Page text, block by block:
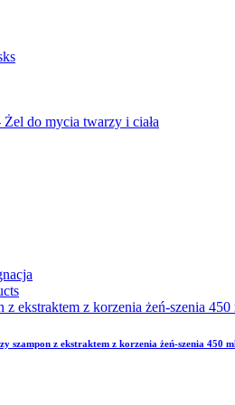
do mycia twarzy i ciała
szampon z ekstraktem z korzenia żeń-szenia 450